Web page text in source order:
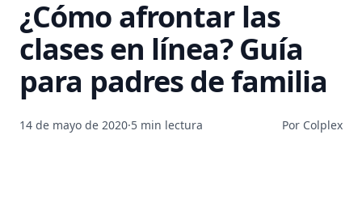
¿Cómo afrontar las
clases en línea? Guía
para padres de familia
14 de mayo de 2020·5 min lectura Por Colplex